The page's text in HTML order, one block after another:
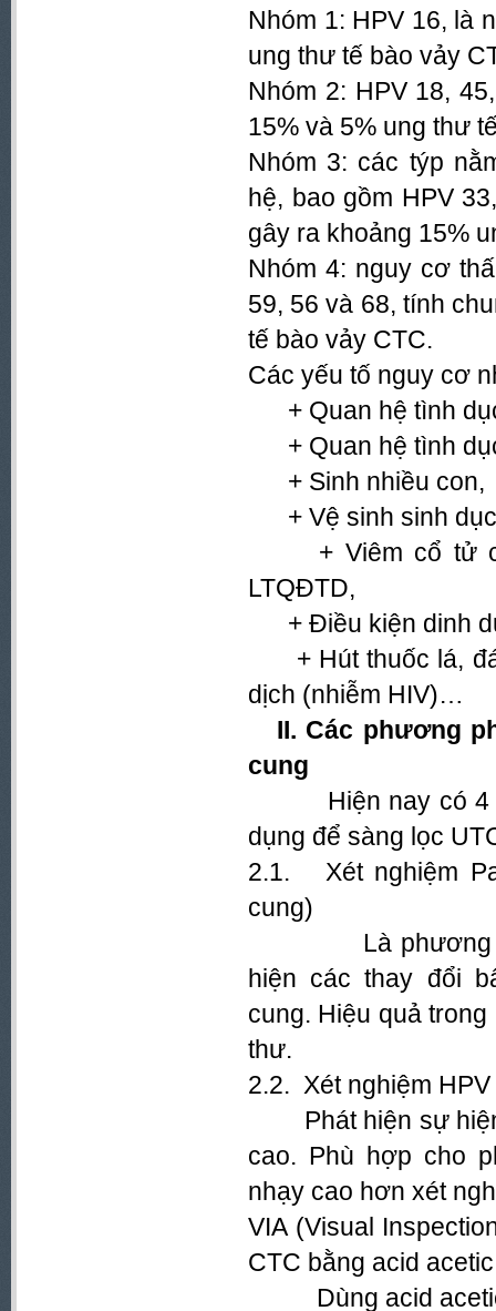
Nhóm 1: HPV 16, là
ung thư tế bào vảy
Nhóm 2: HPV 18,
15% và 5% ung thư
Nhóm 3: các týp
hệ, bao gồm HPV
gây ra khoảng 15%
Nhóm 4: nguy cơ
59, 56 và 68, tính
tế bào vảy CTC.
Các yếu tố nguy cơ
+ Quan hệ tình
+ Quan hệ tình
+ Sinh nhiều con,
+ Vệ sinh sinh dục
+ Viêm cổ tử
LTQĐTD,
+ Điều kiện dinh
+ Hút thuốc lá,
dịch (nhiễm HIV)…
II. Các phương
cung
Hiện nay có 4
dụng để sàng lọc
2.1. Xét nghiệm
cung)
Là phương
hiện các thay đổi
cung. Hiệu quả
thư.
2.2. Xét nghiệm HPV
Phát hiện sự hiện
cao. Phù hợp cho
nhạy cao hơn xét
VIA (Visual
CTC bằng acid acetic
Dùng acid acetic